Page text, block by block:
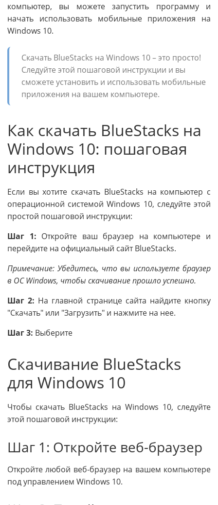
компьютер, вы можете запустить программу и
начать использовать мобильные приложения на
Windows 10.
Скачать BlueStacks на Windows 10 – это просто!
Следуйте этой пошаговой инструкции и вы
сможете установить и использовать мобильные
приложения на вашем компьютере.
Как скачать BlueStacks на
Windows 10: пошаговая
инструкция
Если вы хотите скачать BlueStacks на компьютер с
операционной системой Windows 10, следуйте этой
простой пошаговой инструкции:
Шаг 1: Откройте ваш браузер на компьютере и
перейдите на официальный сайт BlueStacks.
Примечание: Убедитесь, что вы используете браузер
в ОС Windows, чтобы скачивание прошло успешно.
Шаг 2: На главной странице сайта найдите кнопку
"Скачать" или "Загрузить" и нажмите на нее.
Шаг 3: Выберите
Скачивание BlueStacks
для Windows 10
Чтобы скачать BlueStacks на Windows 10, следуйте
этой пошаговой инструкции:
Шаг 1: Откройте веб-браузер
Откройте любой веб-браузер на вашем компьютере
под управлением Windows 10.